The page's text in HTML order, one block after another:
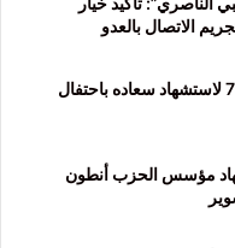
الاتصال بالعدو
منفذية عكار في القومي تحيي الذكرى 77 لاستشهاد سعاده باحتفال
مؤسس الحزب أنطون